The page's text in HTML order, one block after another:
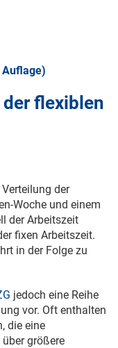
Auflage)
flexiblen
der
Woche und einem
der Arbeitszeit
fixen Arbeitszeit.
in der Folge zu
jedoch eine Reihe
vor. Oft enthalten
die eine
größere